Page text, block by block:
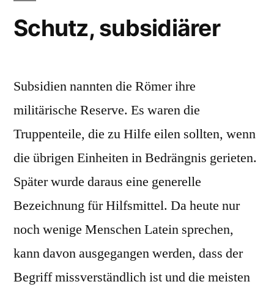
Schutz, subsidiärer
Subsidien nannten die Römer ihre
militärische Reserve. Es waren die
Truppenteile, die zu Hilfe eilen sollten, wenn
die übrigen Einheiten in Bedrängnis gerieten.
Später wurde daraus eine generelle
Bezeichnung für Hilfsmittel. Da heute nur
noch wenige Menschen Latein sprechen,
kann davon ausgegangen werden, dass der
Begriff missverständlich ist und die meisten